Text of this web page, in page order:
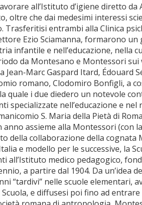
all’Istituto d’igiene diretto
oltre che dai medesimi interessi
Trasferitisi entrambi alla Clinica
Ezio Sciamanna, formarono
infantile e nell’educazione, nella
da Montesano e Montessori
Jean-Marc Gaspard Itard, Édouard
romano, Clodomiro Bonfigli, a
quale i due diedero un notevole
specializzate nell’educazione e
S. Maria della Pietà di
assieme alla Montessori (con
della collaborazione della cognata
e modello per le successive, la
all’Istituto medico pedagogico,
a partire dal 1904. Da un’idea
“tardivi” nelle scuole elementari,
e diffusesi poi fino ad